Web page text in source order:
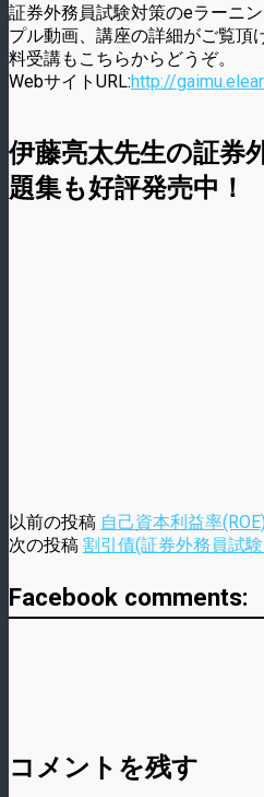
証券外務員試験対策のeラーニ
プル動画、講座の詳細がご覧頂
料受講もこちらからどうぞ。
WebサイトURL:http://
伊藤亮太先生の証券
題集も好評発売中！
以前の投稿 自己資本利益率
次の投稿 割引債(証券外務員試
Facebook comments:
コメントを残す